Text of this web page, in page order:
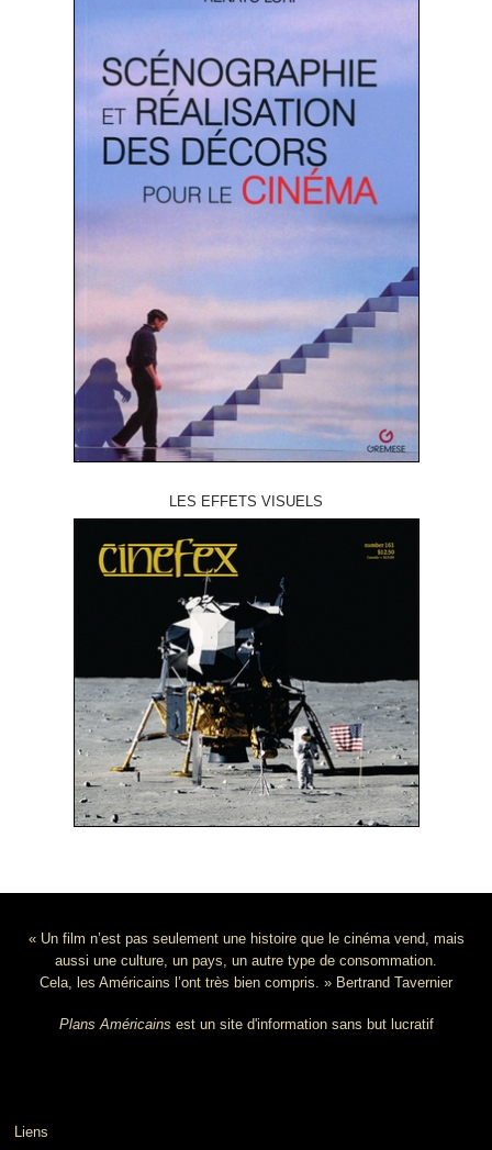
LES EFFETS VISUELS
« Un film n’est pas seulement une histoire que le cinéma vend, mais
aussi une culture, un pays, un autre type de consommation.
Cela, les Américains l’ont très bien compris. » Bertrand Tavernier
Plans Américains est un site d'information sans but lucratif
Liens